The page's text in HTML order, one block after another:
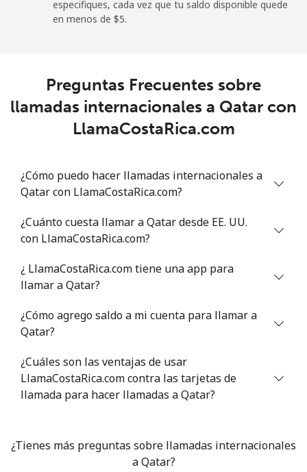
especifiques, cada vez que tu saldo disponible quede
en menos de ⁦$5⁩.
Preguntas Frecuentes sobre
llamadas internacionales a Qatar con
LlamaCostaRica.com
¿Cómo puedo hacer llamadas internacionales a
Qatar con LlamaCostaRica.com?
¿Cuánto cuesta llamar a Qatar desde EE. UU.
con LlamaCostaRica.com?
¿ LlamaCostaRica.com tiene una app para
llamar a Qatar?
¿Cómo agrego saldo a mi cuenta para llamar a
Qatar?
¿Cuáles son las ventajas de usar
LlamaCostaRica.com contra las tarjetas de
llamada para hacer llamadas a Qatar?
¿Tienes más preguntas sobre llamadas internacionales
a Qatar?